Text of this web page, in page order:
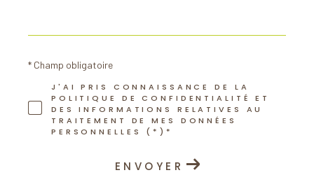
J'AI PRIS CONNAISSANCE DE LA
POLITIQUE DE CONFIDENTIALITÉ ET
DES INFORMATIONS RELATIVES AU
TRAITEMENT DE MES DONNÉES
PERSONNELLES (*)*
* Champ obligatoire
ENVOYER